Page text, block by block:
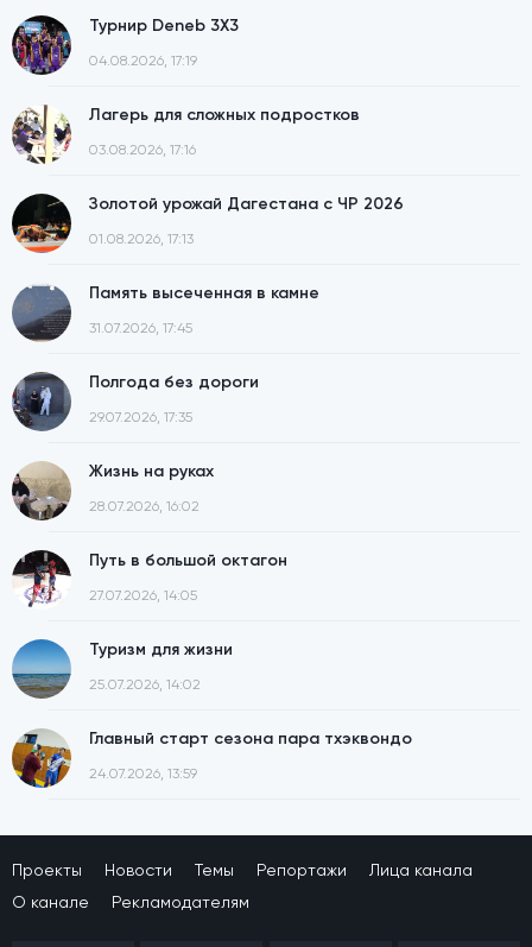
Турнир Deneb 3X3
04.08.2026, 17:19
Лагерь для сложных подростков
03.08.2026, 17:16
Золотой урожай Дагестана с ЧР 2026
01.08.2026, 17:13
Память высеченная в камне
31.07.2026, 17:45
Полгода без дороги
29.07.2026, 17:35
Жизнь на руках
28.07.2026, 16:02
Путь в большой октагон
27.07.2026, 14:05
Туризм для жизни
25.07.2026, 14:02
Главный старт сезона пара тхэквондо
24.07.2026, 13:59
Проекты Новости Темы Репортажи
Лица канала
О канале
Рекламодателям